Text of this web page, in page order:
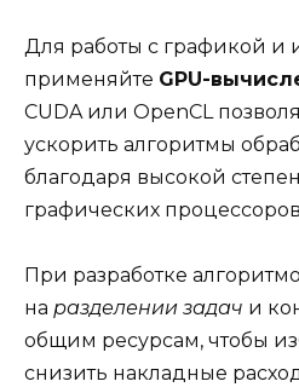
Для работы с графикой и
применяйте GPU-
CUDA или OpenCL
ускорить алгоритмы
благодаря высокой
графических
При разработке
на разделении задач и
общим ресурсам, чтобы
снизить накладные